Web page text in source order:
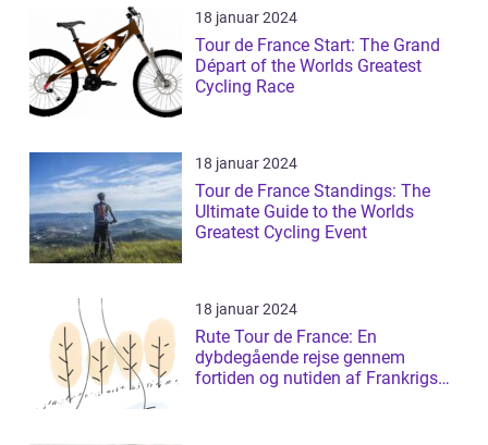
18 januar 2024
Tour de France Start: The Grand
Départ of the Worlds Greatest
Cycling Race
18 januar 2024
Tour de France Standings: The
Ultimate Guide to the Worlds
Greatest Cycling Event
18 januar 2024
Rute Tour de France: En
dybdegående rejse gennem
fortiden og nutiden af Frankrigs